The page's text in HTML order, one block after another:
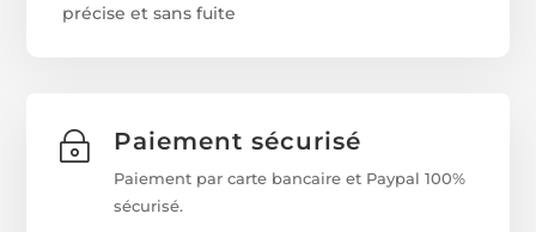
précise et sans fuite
~ Paiement sécurisé
Paiement par carte bancaire et Paypal 100%
sécurisé.